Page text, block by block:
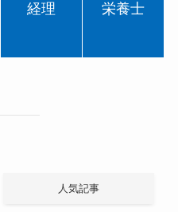
経理 栄養士
人気記事